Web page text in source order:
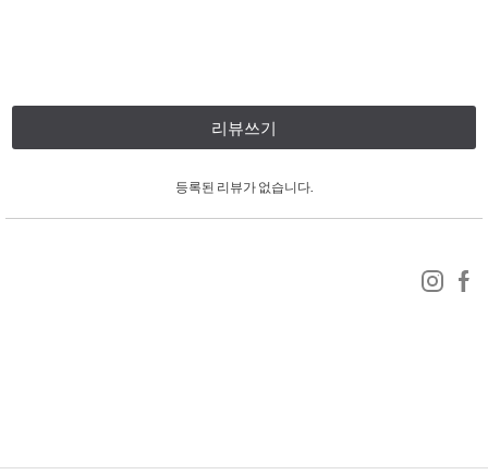
리뷰쓰기
등록된 리뷰가 없습니다.